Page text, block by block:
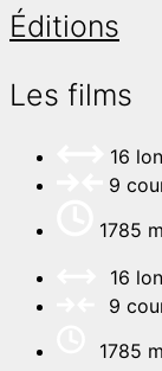
Éditions
Les films
16
9
1785
16
9
1785